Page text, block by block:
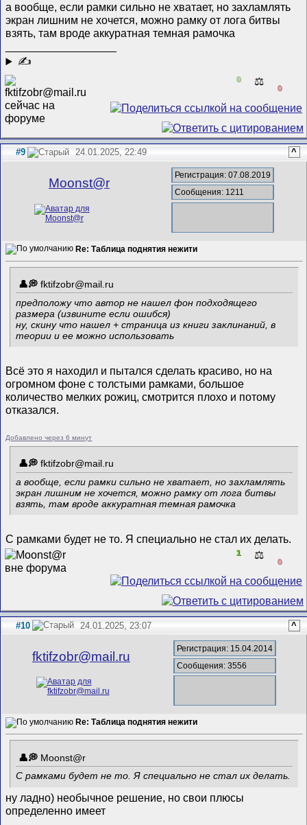
а вообще, если рамки сильно не хватает, но захламлять
экран лишним не хочется, можно рамку от лога битвы
взять, там вроде аккуратная темная рамочка
✍
0 ⚖️
0
#9 24.01.2025, 22:49 ^
Mооnst@r
Регистрация: 07.08.2019
Сообщения: 1211
Re: Таблица поднятия нежити
fktifzobr@mail.ru
предположу что автор не нашел фон подходящего
размера (извините если ошибся)
ну, скину что нашел + страница из книги заклинаний, в
теории и ее можно использовать
Всё это я находил и пытался сделать красиво, но на
огромном фоне с толстыми рамками, большое
количество мелких рожиц, смотрится плохо и потому
отказался.
Добавлено через 6 минут
fktifzobr@mail.ru
а вообще, если рамки сильно не хватает, но захламлять
экран лишним не хочется, можно рамку от лога битвы
взять, там вроде аккуратная темная рамочка
С рамками будет не то. Я специально не стал их делать.
1 ⚖️
0
#10 24.01.2025, 23:07 ^
fktifzobr@mail.ru
Регистрация: 15.04.2014
Сообщения: 3556
Re: Таблица поднятия нежити
Mооnst@r
С рамками будет не то. Я специально не стал их делать.
ну ладно) необычное решение, но свои плюсы
определенно имеет